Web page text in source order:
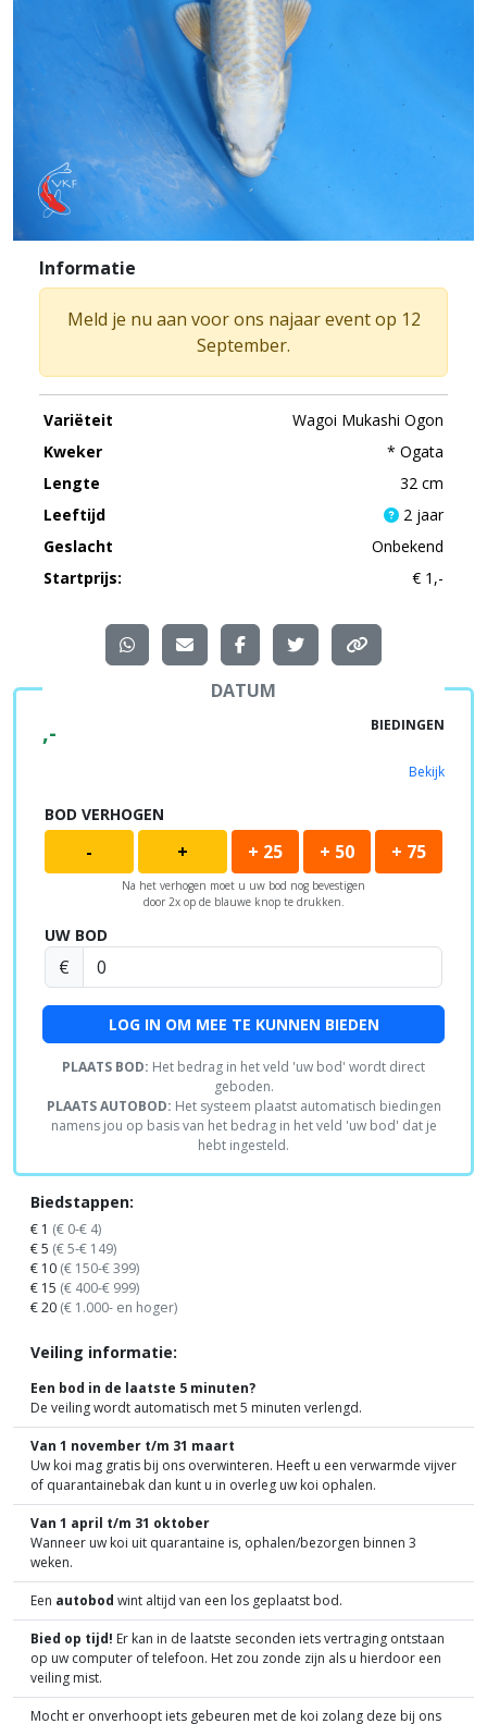
Informatie
Meld je nu aan voor ons najaar event op 12
September.
Variëteit
Wagoi Mukashi Ogon
Kweker
* Ogata
Lengte
32 cm
Leeftijd
2 jaar
Geslacht
Onbekend
Startprijs:
€ 1,-
DATUM
,- BIEDINGEN
Bekijk
BOD VERHOGEN
- + + 25 + 50 + 75
Na het verhogen moet u uw bod nog bevestigen
door 2x op de blauwe knop te drukken.
UW BOD
€
LOG IN OM MEE TE KUNNEN BIEDEN
PLAATS BOD: Het bedrag in het veld 'uw bod' wordt direct
geboden.
PLAATS AUTOBOD: Het systeem plaatst automatisch biedingen
namens jou op basis van het bedrag in het veld 'uw bod' dat je
hebt ingesteld.
Biedstappen:
€ 1 (€ 0-€ 4)
€ 5 (€ 5-€ 149)
€ 10 (€ 150-€ 399)
€ 15 (€ 400-€ 999)
€ 20 (€ 1.000- en hoger)
Veiling informatie:
Een bod in de laatste 5 minuten?
De veiling wordt automatisch met 5 minuten verlengd.
Van 1 november t/m 31 maart
Uw koi mag gratis bij ons overwinteren. Heeft u een verwarmde vijver
of quarantainebak dan kunt u in overleg uw koi ophalen.
Van 1 april t/m 31 oktober
Wanneer uw koi uit quarantaine is, ophalen/bezorgen binnen 3
weken.
Een autobod wint altijd van een los geplaatst bod.
Bied op tijd! Er kan in de laatste seconden iets vertraging ontstaan
op uw computer of telefoon. Het zou zonde zijn als u hierdoor een
veiling mist.
Mocht er onverhoopt iets gebeuren met de koi zolang deze bij ons